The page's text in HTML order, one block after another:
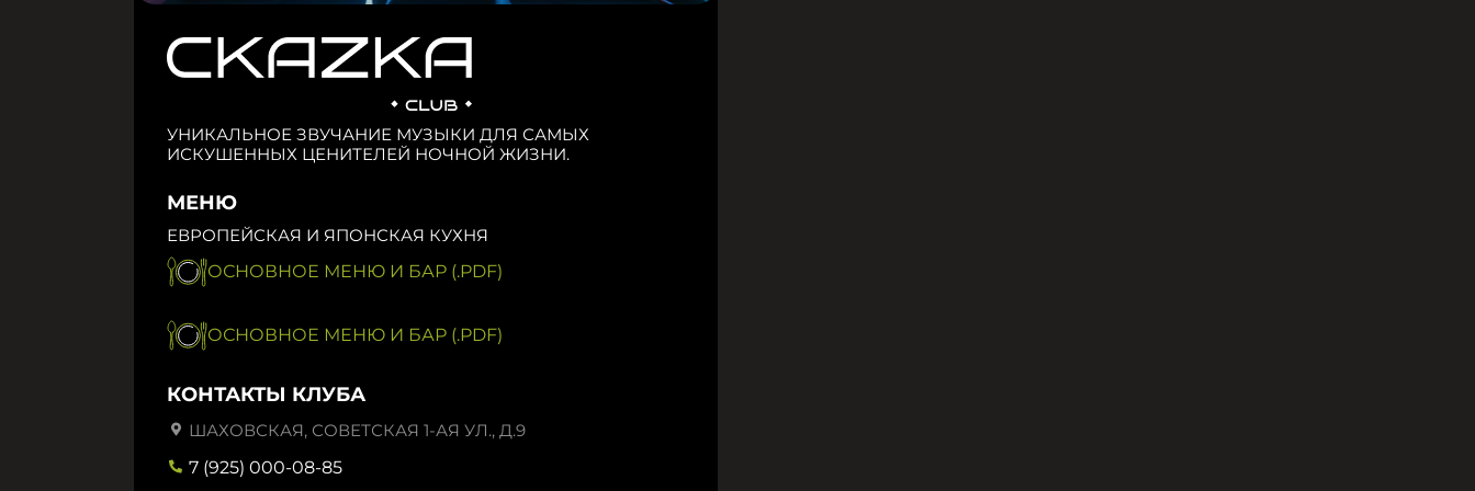
УНИКАЛЬНОЕ ЗВУЧАНИЕ МУЗЫКИ ДЛЯ САМЫХ
ИСКУШЕННЫХ ЦЕНИТЕЛЕЙ НОЧНОЙ ЖИЗНИ.
МЕНЮ
ЕВРОПЕЙСКАЯ И ЯПОНСКАЯ КУХНЯ
ОСНОВНОЕ МЕНЮ И БАР (.PDF)
ОСНОВНОЕ МЕНЮ И БАР (.PDF)
КОНТАКТЫ КЛУБА
ШАХОВСКАЯ, СОВЕТСКАЯ 1-АЯ УЛ., Д.9
7 (925) 000-08-85